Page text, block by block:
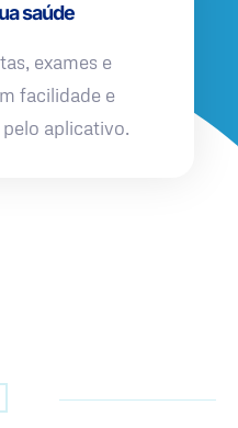
saúde
exames e
facilidade e
aplicativo.